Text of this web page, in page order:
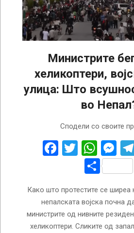
Министрите
хеликоптери,
улица: Што
во
Сподели со своите
Facebook
Twitter
Share
Како што протестите се ширеа
непалската војска почна
министрите од нивните
хеликоптери. Сликите од